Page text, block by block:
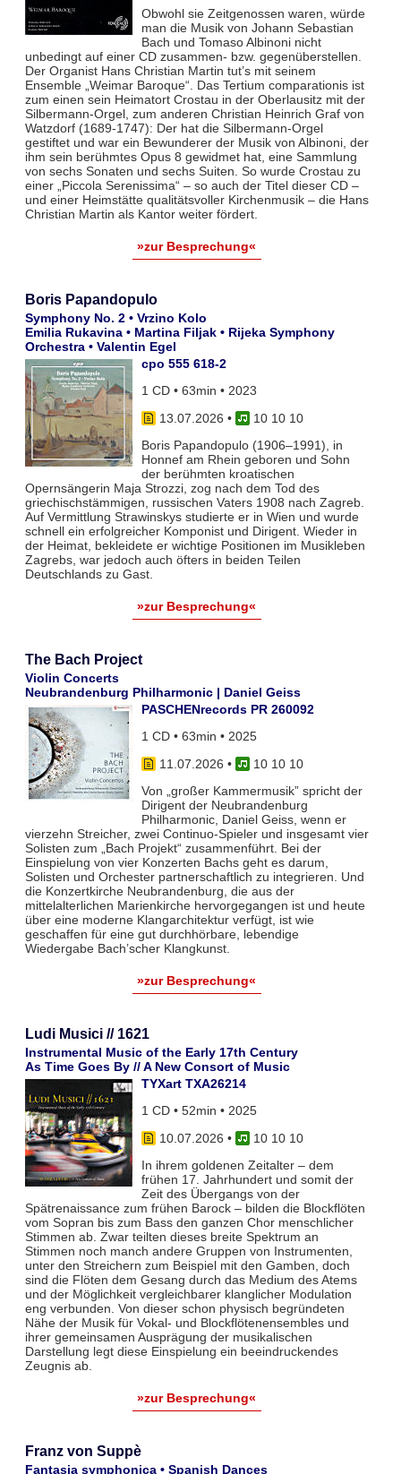
Obwohl sie Zeitgenossen waren, würde
man die Musik von Johann Sebastian
Bach und Tomaso Albinoni nicht
unbedingt auf einer CD zusammen- bzw. gegenüberstellen.
Der Organist Hans Christian Martin tut’s mit seinem
Ensemble „Weimar Baroque“. Das Tertium comparationis ist
zum einen sein Heimatort Crostau in der Oberlausitz mit der
Silbermann-Orgel, zum anderen Christian Heinrich Graf von
Watzdorf (1689-1747): Der hat die Silbermann-Orgel
gestiftet und war ein Bewunderer der Musik von Albinoni, der
ihm sein berühmtes Opus 8 gewidmet hat, eine Sammlung
von sechs Sonaten und sechs Suiten. So wurde Crostau zu
einer „Piccola Serenissima“ – so auch der Titel dieser CD –
und einer Heimstätte qualitätsvoller Kirchenmusik – die Hans
Christian Martin als Kantor weiter fördert.
»zur Besprechung«
Boris Papandopulo
Symphony No. 2 • Vrzino Kolo
Emilia Rukavina • Martina Filjak • Rijeka Symphony
Orchestra • Valentin Egel
cpo 555 618-2
1 CD • 63min • 2023
13.07.2026 •
10 10 10
Boris Papandopulo (1906–1991), in
Honnef am Rhein geboren und Sohn
der berühmten kroatischen
Opernsängerin Maja Strozzi, zog nach dem Tod des
griechischstämmigen, russischen Vaters 1908 nach Zagreb.
Auf Vermittlung Strawinskys studierte er in Wien und wurde
schnell ein erfolgreicher Komponist und Dirigent. Wieder in
der Heimat, bekleidete er wichtige Positionen im Musikleben
Zagrebs, war jedoch auch öfters in beiden Teilen
Deutschlands zu Gast.
»zur Besprechung«
The Bach Project
Violin Concerts
Neubrandenburg Philharmonic | Daniel Geiss
PASCHENrecords PR 260092
1 CD • 63min • 2025
11.07.2026 •
10 10 10
Von „großer Kammermusik” spricht der
Dirigent der Neubrandenburg
Philharmonic, Daniel Geiss, wenn er
vierzehn Streicher, zwei Continuo-Spieler und insgesamt vier
Solisten zum „Bach Projekt“ zusammenführt. Bei der
Einspielung von vier Konzerten Bachs geht es darum,
Solisten und Orchester partnerschaftlich zu integrieren. Und
die Konzertkirche Neubrandenburg, die aus der
mittelalterlichen Marienkirche hervorgegangen ist und heute
über eine moderne Klangarchitektur verfügt, ist wie
geschaffen für eine gut durchhörbare, lebendige
Wiedergabe Bach’scher Klangkunst.
»zur Besprechung«
Ludi Musici // 1621
Instrumental Music of the Early 17th Century
As Time Goes By // A New Consort of Music
TYXart TXA26214
1 CD • 52min • 2025
10.07.2026 •
10 10 10
In ihrem goldenen Zeitalter – dem
frühen 17. Jahrhundert und somit der
Zeit des Übergangs von der
Spätrenaissance zum frühen Barock – bilden die Blockflöten
vom Sopran bis zum Bass den ganzen Chor menschlicher
Stimmen ab. Zwar teil­ten dieses breite Spektrum an
Stimmen noch manch andere Gruppen von Instrumenten,
unter den Streichern zum Bei­spiel mit den Gamben, doch
sind die Flöten dem Gesang durch das Medium des Atems
und der Möglichkeit vergleich­barer klanglicher Modulation
eng verbunden. Von dieser schon physisch begründeten
Nähe der Musik für Vokal- und Blockflö­tenensembles und
ihrer gemeinsamen Ausprägung der musikalischen
Darstellung legt diese Einspielung ein beeindruckendes
Zeugnis ab.
»zur Besprechung«
Franz von Suppè
Fantasia symphonica • Spanish Dances